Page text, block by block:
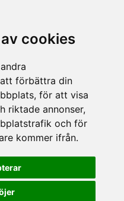
cookies
förbättra din
för att visa
riktade annonser,
och för
kommer ifrån.